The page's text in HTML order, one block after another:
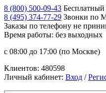
8 (800) 500-09-43
8 (495) 374-77-29 Звонки по
Заказы по телефону не
Время работы: без выходных
с 08:00 до 17:00 (по Москве)
Клиентов: 480598
Личный кабинет: Вход /